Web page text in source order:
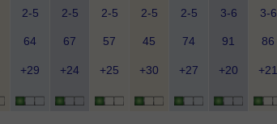
2-5
2-5
2-5
2-5
2-5
3-6
3-6
64 67 57 45 74 91 86
+29 +24 +25 +30 +27 +20 +21